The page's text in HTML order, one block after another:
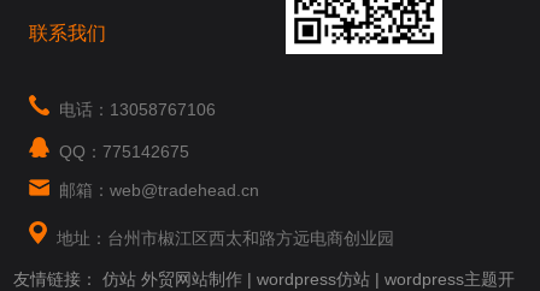
联系我们
电话：13058767106
QQ：775142675
邮箱：web@tradehead.cn
地址：台州市椒江区西太和路方远电商创业园
友情链接：仿站 外贸网站制作 |wordpress仿站 |wordpress主题开